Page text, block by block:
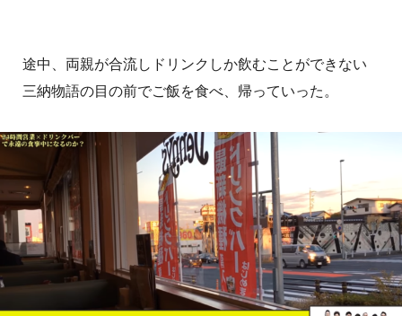
途中、両親が合流しドリンクしか飲むことができない
三納物語の目の前でご飯を食べ、帰っていった。